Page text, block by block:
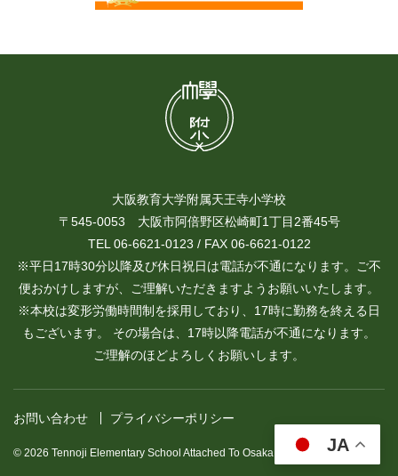
大阪教育大学附属天王寺小学校
〒545-0053 大阪市阿倍野区松崎町1丁目2番45号
TEL 06-6621-0123 / FAX 06-6621-0122
※平日17時30分以降及び休日祝日は電話が不通になります。ご不
便おかけしますが、ご理解いただきますようお願いいたします。
※本校は変形労働時間制を採用しており、17時に勤務を終える日
もございます。 その場合は、17時以降電話が不通になります。
ご理解のほどよろしくお願いします。
お問い合わせ プライバシーポリシー
© 2026 Tennoji Elementary School Attached To Osaka Kyoiku University.
JA